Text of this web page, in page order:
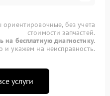
без учета
стоимости запчастей.
на бесплатную диагностику.
укажем на неисправность.
услуги